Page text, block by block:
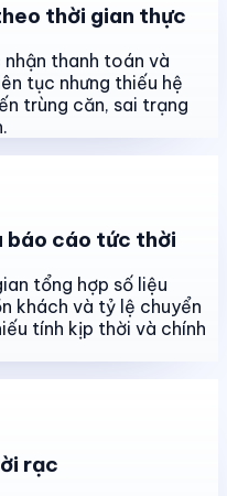
thời gian thực
thanh toán và
tục nhưng thiếu hệ
trùng căn, sai trạng
báo cáo tức thời
tổng hợp số liệu
khách và tỷ lệ chuyển
tính kịp thời và chính
rạc